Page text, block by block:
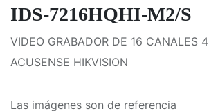
IDS-7216HQHI-M2/S
VIDEO GRABADOR DE 16 CANALES
ACUSENSE HIKVISION
Las imágenes son de referencia